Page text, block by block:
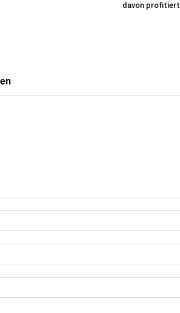
davon profitiert